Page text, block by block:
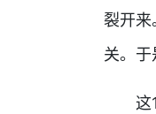
裂开
关。于
这13